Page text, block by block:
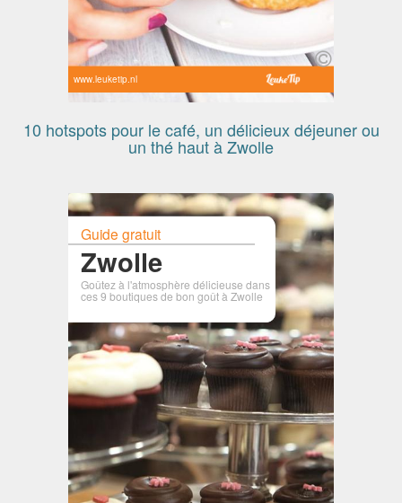
www.leuketip.nl
10 hotspots pour le café, un délicieux déjeuner ou
un thé haut à Zwolle
Guide gratuit
Zwolle
Goûtez à l'atmosphère délicieuse dans
ces 9 boutiques de bon goût à Zwolle